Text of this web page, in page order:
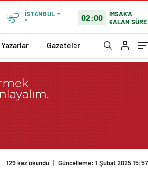
İSTANBUL
°
02:00
İMSAK'A
KALAN SÜRE
Yazarlar Gazeteler
129 kez okundu | Güncelleme: 1 Şubat 2025 15:57